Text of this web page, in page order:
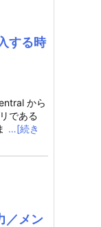
する時
から
である
…[続き
／メン